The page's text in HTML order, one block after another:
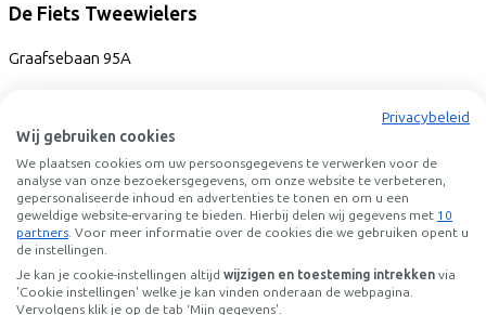
De Fiets Tweewielers
Graafsebaan 95A
Privacybeleid
Wij gebruiken cookies
We plaatsen cookies om uw persoonsgegevens te verwerken voor de
analyse van onze bezoekersgegevens, om onze website te verbeteren,
gepersonaliseerde inhoud en advertenties te tonen en om u een
geweldige website-ervaring te bieden. Hierbij delen wij gegevens met 10
partners. Voor meer informatie over de cookies die we gebruiken opent u
de instellingen.
Je kan je cookie-instellingen altijd wijzigen en toesteming intrekken via
'Cookie instellingen' welke je kan vinden onderaan de webpagina.
Vervolgens klik je op de tab ‘Mijn gegevens'.